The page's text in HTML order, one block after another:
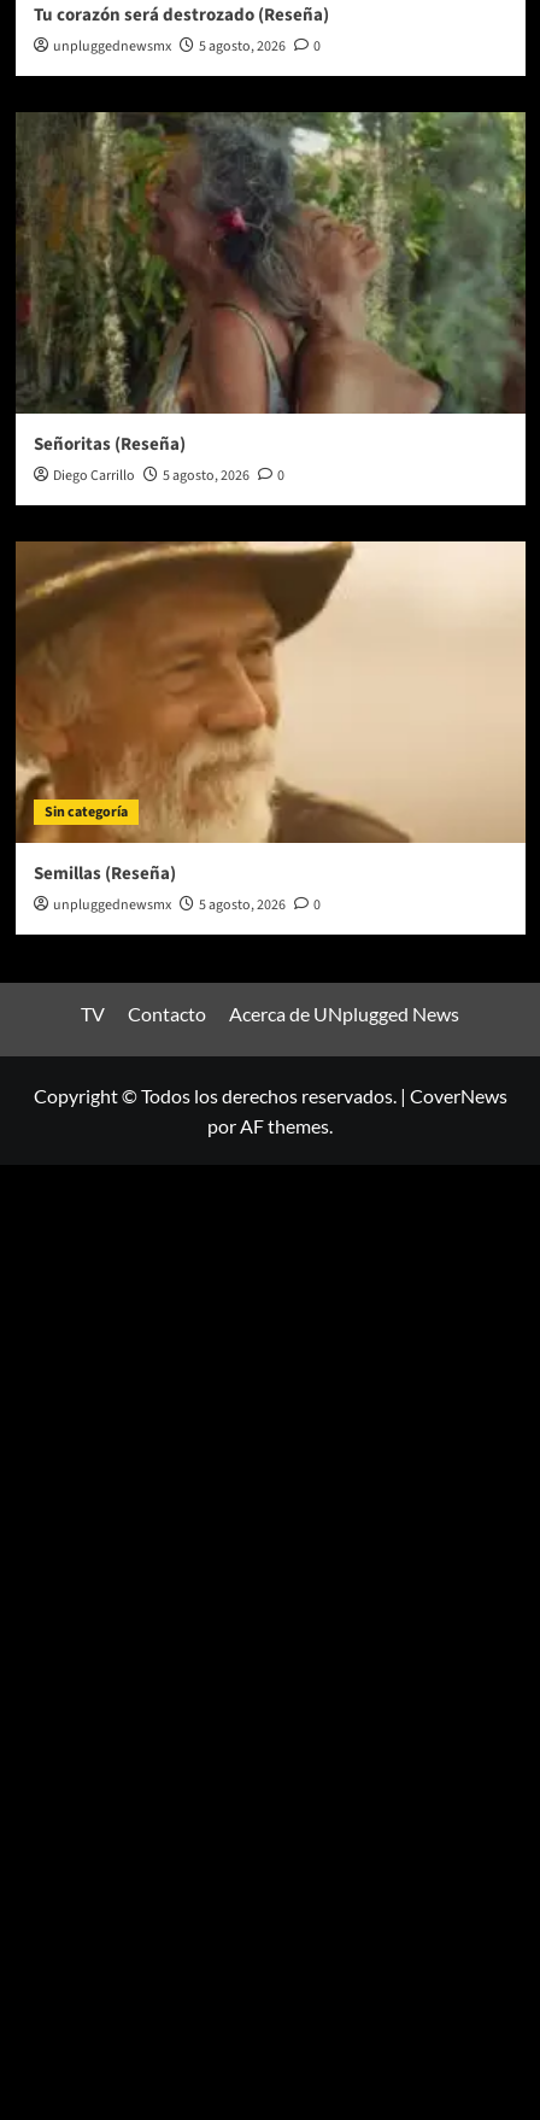
Tu corazón será destrozado (Reseña)
unpluggednewsmx 5 agosto, 2026 0
Señoritas (Reseña)
Diego Carrillo 5 agosto, 2026 0
Sin categoría
Semillas (Reseña)
unpluggednewsmx 5 agosto, 2026 0
TV Contacto Acerca de UNplugged News
Copyright © Todos los derechos reservados. | CoverNews
por AF themes.